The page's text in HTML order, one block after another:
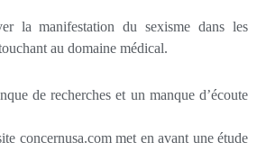
la manifestation du sexisme dans les
au domaine médical.
de recherches et un manque d’écoute
concernusa.com met en avant une étude